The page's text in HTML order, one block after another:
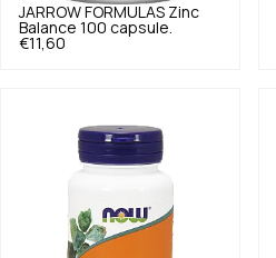
JARROW FORMULAS Zinc
Balance 100 capsule.
€11,60